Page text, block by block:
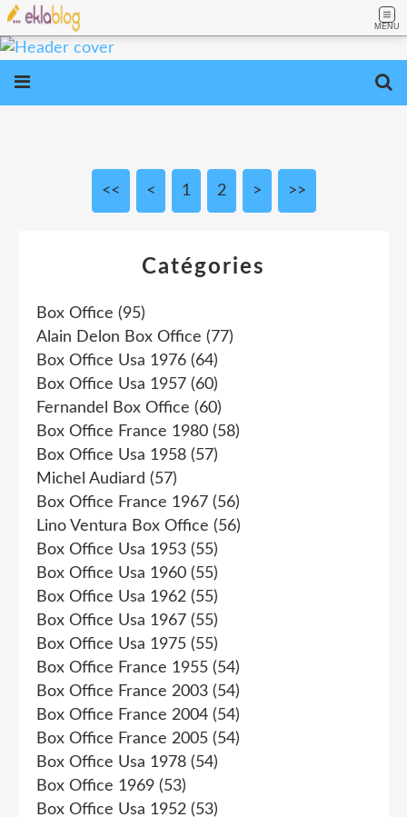
MENU
<< < 1 2 > >>
Catégories
Box Office (95)
Alain Delon Box Office (77)
Box Office Usa 1976 (64)
Box Office Usa 1957 (60)
Fernandel Box Office (60)
Box Office France 1980 (58)
Box Office Usa 1958 (57)
Michel Audiard (57)
Box Office France 1967 (56)
Lino Ventura Box Office (56)
Box Office Usa 1953 (55)
Box Office Usa 1960 (55)
Box Office Usa 1962 (55)
Box Office Usa 1967 (55)
Box Office Usa 1975 (55)
Box Office France 1955 (54)
Box Office France 2003 (54)
Box Office France 2004 (54)
Box Office France 2005 (54)
Box Office Usa 1978 (54)
Box Office 1969 (53)
Box Office Usa 1952 (53)